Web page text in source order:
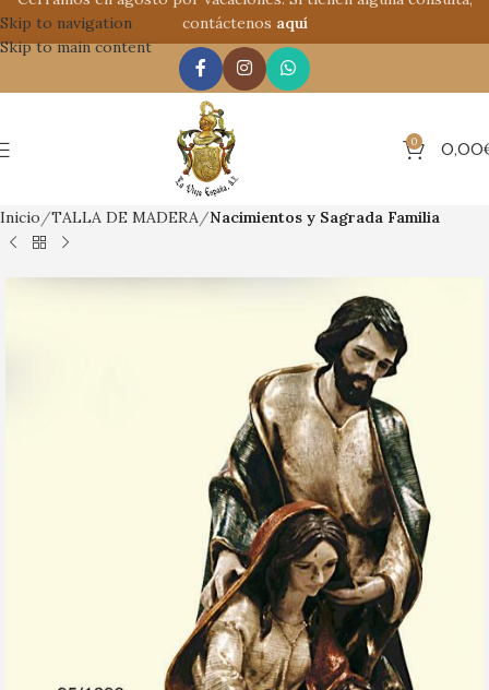
Skip to navigation
Skip to main content
0 0,00
Inicio TALLA DE MADERA Nacimientos y Sagrada Familia
contáctenos aquí